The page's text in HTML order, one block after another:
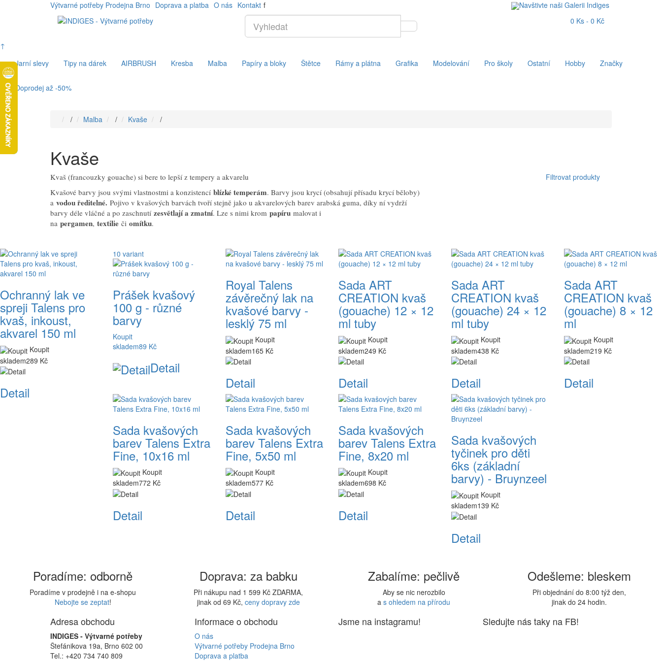
Výtvarné potřeby Prodejna Brno Doprava a platba O nás Kontakt Navštivte naši Galerii Indiges
f
0 Ks - 0 Kč
↑
Jarní slevy
Tipy na dárek AIRBRUSH Kresba Malba Papíry a bloky Štětce Rámy a plátna Grafika Modelování Pro školy Ostatní Hobby Značky
Doprodej až -50%
/ Malba / Kvaše /
Kvaše
Kvaš (francouzky gouache) si bere to lepší z tempery a akvarelu
Kvašové barvy jsou svými vlastnostmi a konzistencí blízké temperám. Barvy jsou krycí (obsahují přísadu krycí běloby)
a vodou ředitelné. Pojivo v kvašových barvách tvoří stejně jako u akvarelových barev arabská guma, díky ní vydrží
barvy déle vláčné a po zaschnutí zesvětlají a zmatní. Lze s nimi krom papíru malovat i
na pergamen, textilie či omítku.
Filtrovat produkty
Brainy Filter
Cena
Kč
14 ART CREATION
13 Pébéo
10 Royal Talens
Ochranný lak ve
spreji Talens pro
kvaš, inkoust,
akvarel 150 ml
Koupit
skladem289 Kč
Detail
10 variant
Prášek kvašový
100 g - různé
barvy
Koupit
skladem89 Kč
Detail
Royal Talens
závěrečný lak na
kvašové barvy -
lesklý 75 ml
Koupit
skladem165 Kč
Detail
Sada ART
CREATION kvaš
(gouache) 12 × 12
ml tuby
Koupit
skladem249 Kč
Detail
Sada ART
CREATION kvaš
(gouache) 24 × 12
ml tuby
Koupit
skladem438 Kč
Detail
Sada ART
CREATION kvaš
(gouache) 8 × 12
ml
Koupit
skladem219 Kč
Detail
Sada kvašových
barev Talens Extra
Fine, 10x16 ml
Koupit
skladem772 Kč
Detail
Sada kvašových
barev Talens Extra
Fine, 5x50 ml
Koupit
skladem577 Kč
Detail
Sada kvašových
barev Talens Extra
Fine, 8x20 ml
Koupit
skladem698 Kč
Detail
Sada kvašových
tyčinek pro děti
6ks (základní
barvy) - Bruynzeel
Koupit
skladem139 Kč
Detail
Poradíme: odborně
Poradíme v prodejně i na e-shopu
Nebojte se zeptat!
Doprava: za babku
Při nákupu nad 1 599 Kč ZDARMA,
jinak od 69 Kč, ceny dopravy zde
Zabalíme: pečlivě
Aby se nic nerozbilo
a s ohledem na přírodu
Odešleme: bleskem
Při objednání do 8:00 týž den,
jinak do 24 hodin.
Adresa obchodu
INDIGES - Výtvarné potřeby
Štefánikova 19a, Brno 602 00
Tel.: +420 734 740 809
Informace o obchodu
O nás
Výtvarné potřeby Prodejna Brno
Doprava a platba
Jsme na instagramu! Sledujte nás taky na FB!